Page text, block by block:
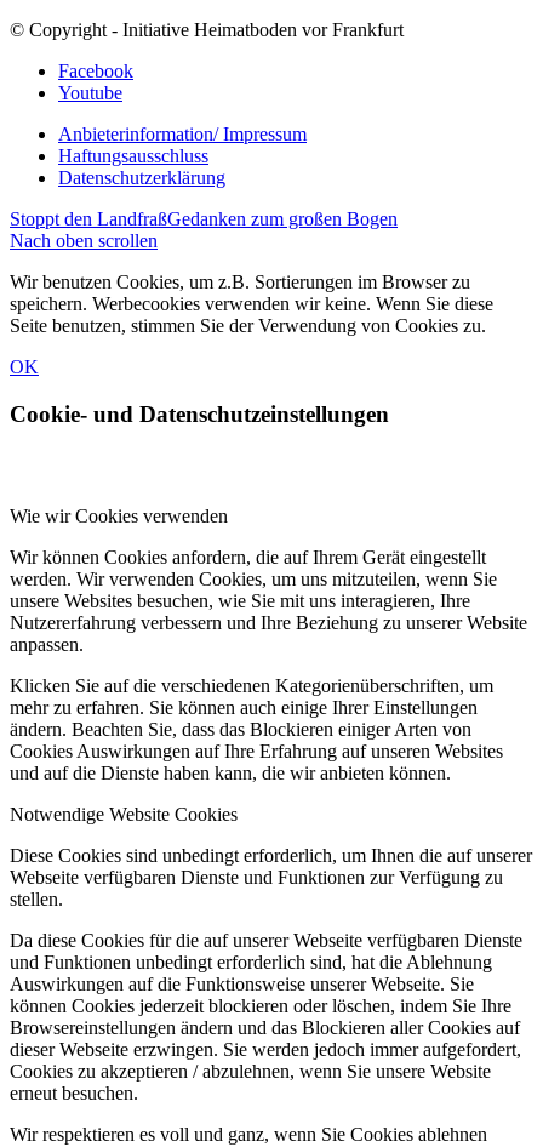
© Copyright - Initiative Heimatboden vor Frankfurt
Facebook
Youtube
Anbieterinformation/ Impressum
Haftungsausschluss
Datenschutzerklärung
Stoppt den LandfraßGedanken zum großen Bogen
Nach oben scrollen
Wir benutzen Cookies, um z.B. Sortierungen im Browser zu
speichern. Werbecookies verwenden wir keine. Wenn Sie diese
Seite benutzen, stimmen Sie der Verwendung von Cookies zu.
OK
Cookie- und Datenschutzeinstellungen
Wie wir Cookies verwenden
Wir können Cookies anfordern, die auf Ihrem Gerät eingestellt
werden. Wir verwenden Cookies, um uns mitzuteilen, wenn Sie
unsere Websites besuchen, wie Sie mit uns interagieren, Ihre
Nutzererfahrung verbessern und Ihre Beziehung zu unserer Website
anpassen.
Klicken Sie auf die verschiedenen Kategorienüberschriften, um
mehr zu erfahren. Sie können auch einige Ihrer Einstellungen
ändern. Beachten Sie, dass das Blockieren einiger Arten von
Cookies Auswirkungen auf Ihre Erfahrung auf unseren Websites
und auf die Dienste haben kann, die wir anbieten können.
Notwendige Website Cookies
Diese Cookies sind unbedingt erforderlich, um Ihnen die auf unserer
Webseite verfügbaren Dienste und Funktionen zur Verfügung zu
stellen.
Da diese Cookies für die auf unserer Webseite verfügbaren Dienste
und Funktionen unbedingt erforderlich sind, hat die Ablehnung
Auswirkungen auf die Funktionsweise unserer Webseite. Sie
können Cookies jederzeit blockieren oder löschen, indem Sie Ihre
Browsereinstellungen ändern und das Blockieren aller Cookies auf
dieser Webseite erzwingen. Sie werden jedoch immer aufgefordert,
Cookies zu akzeptieren / abzulehnen, wenn Sie unsere Website
erneut besuchen.
Wir respektieren es voll und ganz, wenn Sie Cookies ablehnen